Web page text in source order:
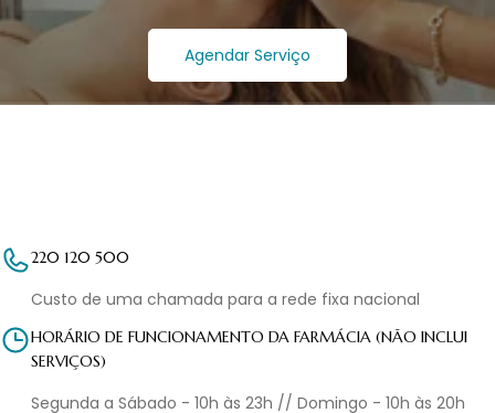
Agendar Serviço
220 120 500
Custo de uma chamada para a rede fixa nacional
HORÁRIO DE FUNCIONAMENTO DA FARMÁCIA (NÃO INCLUI
SERVIÇOS)
Segunda a Sábado - 10h às 23h // Domingo - 10h às 20h